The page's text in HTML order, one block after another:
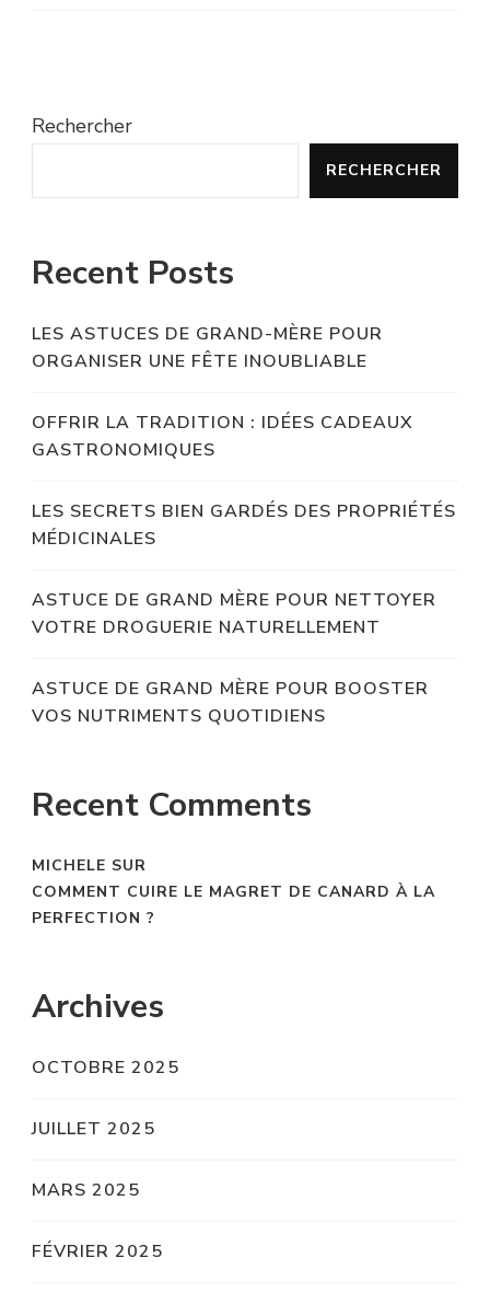
Rechercher
RECHERCHER
Recent Posts
LES ASTUCES DE GRAND-MÈRE POUR
ORGANISER UNE FÊTE INOUBLIABLE
OFFRIR LA TRADITION : IDÉES CADEAUX
GASTRONOMIQUES
LES SECRETS BIEN GARDÉS DES PROPRIÉTÉS
MÉDICINALES
ASTUCE DE GRAND MÈRE POUR NETTOYER
VOTRE DROGUERIE NATURELLEMENT
ASTUCE DE GRAND MÈRE POUR BOOSTER
VOS NUTRIMENTS QUOTIDIENS
Recent Comments
MICHELE SUR
COMMENT CUIRE LE MAGRET DE CANARD À LA
PERFECTION ?
Archives
OCTOBRE 2025
JUILLET 2025
MARS 2025
FÉVRIER 2025